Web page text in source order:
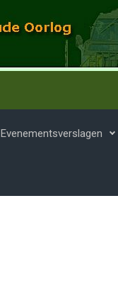
Evenementsverslagen